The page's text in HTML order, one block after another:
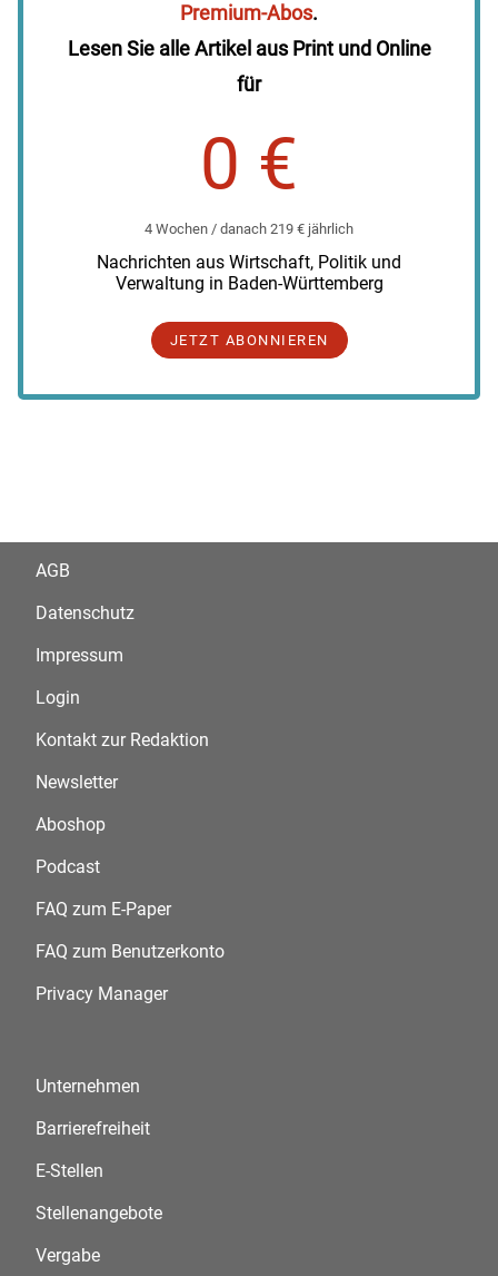
Premium-Abos.
Lesen Sie alle Artikel aus Print und Online
für
0 €
4 Wochen / danach 219 € jährlich
Nachrichten aus Wirtschaft, Politik und
Verwaltung in Baden-Württemberg
JETZT ABONNIEREN
AGB
Datenschutz
Impressum
Login
Kontakt zur Redaktion
Newsletter
Aboshop
Podcast
FAQ zum E-Paper
FAQ zum Benutzerkonto
Privacy Manager
Unternehmen
Barrierefreiheit
E-Stellen
Stellenangebote
Vergabe